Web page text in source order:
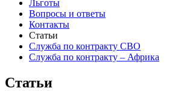
Льготы
Вопросы и ответы
Контакты
Статьи
Служба по контракту СВО
Служба по контракту – Африка
Статьи